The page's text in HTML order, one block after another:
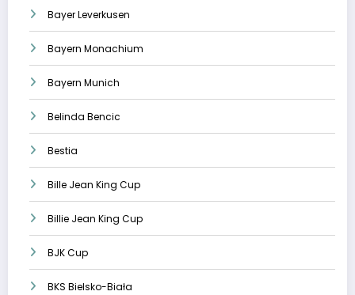
Bayer Leverkusen
Bayern Monachium
Bayern Munich
Belinda Bencic
Bestia
Bille Jean King Cup
Billie Jean King Cup
BJK Cup
BKS Bielsko-Biała